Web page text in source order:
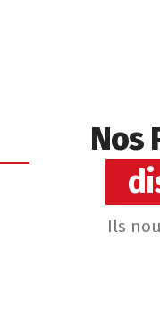
Nos
Ils